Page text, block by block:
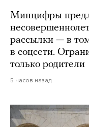
Минцифры
рассылки — в
в соцсети.
только родители
5 часов назад